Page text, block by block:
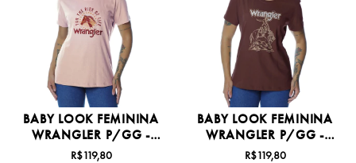
BABY LOOK FEMININA
WRANGLER P/GG -
WF576...
R$119,80
BABY LOOK FEMININA
WRANGLER P/GG -
WF576...
R$119,80